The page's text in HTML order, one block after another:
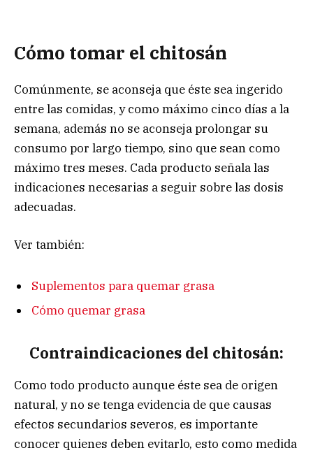
Cómo tomar el chitosán
Comúnmente, se aconseja que éste sea ingerido
entre las comidas, y como máximo cinco días a la
semana, además no se aconseja prolongar su
consumo por largo tiempo, sino que sean como
máximo tres meses. Cada producto señala las
indicaciones necesarias a seguir sobre las dosis
adecuadas.
Ver también:
Suplementos para quemar grasa
Cómo quemar grasa
Contraindicaciones del chitosán:
Como todo producto aunque éste sea de origen
natural, y no se tenga evidencia de que causas
efectos secundarios severos, es importante
conocer quienes deben evitarlo, esto como medida